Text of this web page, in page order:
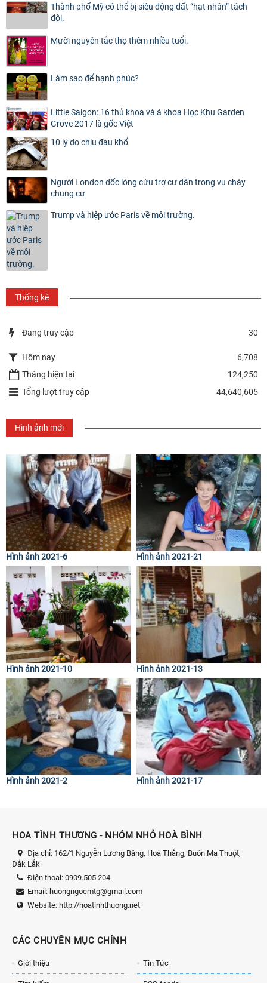
Thành phố Mỹ có thể bị siêu động đất “hạt nhân” tách
đôi.
Mười nguyên tắc thọ thêm nhiều tuổi.
Làm sao để hạnh phúc?
Little Saigon: 16 thủ khoa và á khoa Học Khu Garden
Grove 2017 là gốc Việt
10 lý do chịu đau khổ
Người London dốc lòng cứu trợ cư dân trong vụ cháy
chung cư
Trump và hiệp ước Paris về môi trường.
Thống kê
Đang truy cập 30
Hôm nay
6,708
Tháng hiện tại
124,250
Tổng lượt truy cập
44,640,605
Hình ảnh mới
Hình ảnh 2021-6 Hình ảnh 2021-21
Hình ảnh 2021-10 Hình ảnh 2021-13
Hình ảnh 2021-2 Hình ảnh 2021-17
HOA TÌNH THƯƠNG - NHÓM NHỎ HOÀ BÌNH
Địa chỉ: 162/1 Nguyễn Lương Bằng, Hoà Thắng, Buôn Ma Thuột,
Đắk Lắk
Điện thoại: 0909.505.204
Email: huongngocmtg@gmail.com
Website: http://hoatinhthuong.net
CÁC CHUYÊN MỤC CHÍNH
Giới thiệu Tin Tức